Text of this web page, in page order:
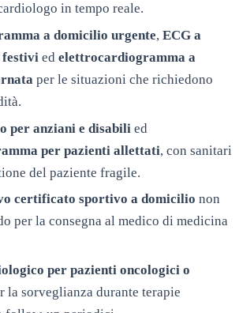
in tempo reale.
a domicilio urgente, ECG a
festivi ed elettrocardiogramma a
per le situazioni che richiedono
per anziani e disabili ed
per pazienti allettati, con sanitari
del paziente fragile.
certificato sportivo a domicilio non
per la consegna al medico di medicina
per pazienti oncologici o
la sorveglianza durante terapie